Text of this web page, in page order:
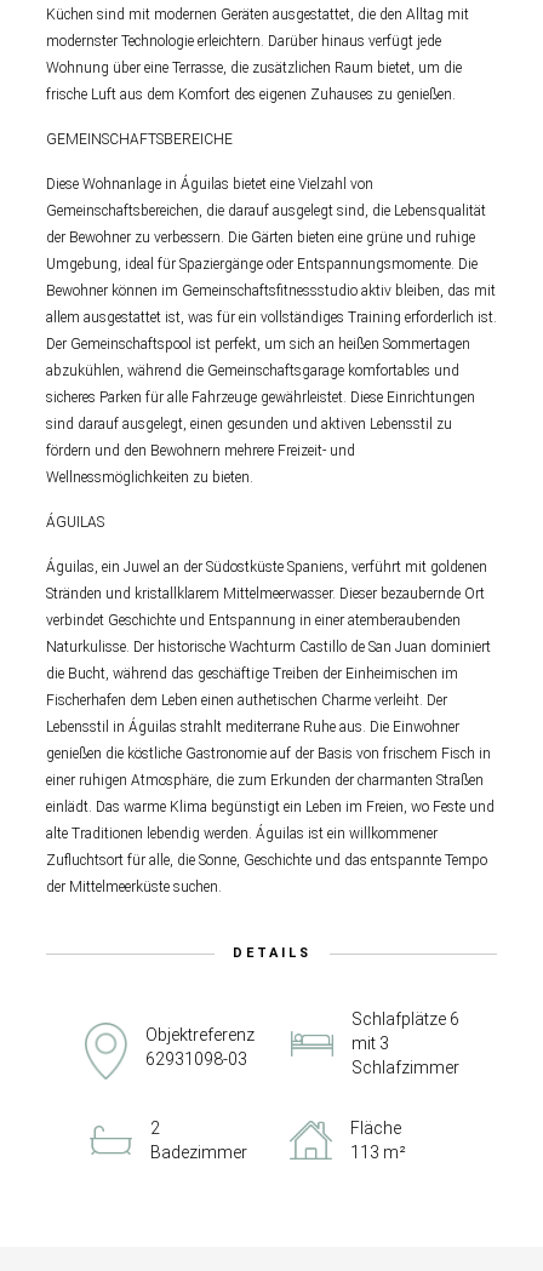
Küchen sind mit modernen Geräten ausgestattet, die den Alltag mit
modernster Technologie erleichtern. Darüber hinaus verfügt jede
Wohnung über eine Terrasse, die zusätzlichen Raum bietet, um die
frische Luft aus dem Komfort des eigenen Zuhauses zu genießen.
GEMEINSCHAFTSBEREICHE
Diese Wohnanlage in Águilas bietet eine Vielzahl von
Gemeinschaftsbereichen, die darauf ausgelegt sind, die Lebensqualität
der Bewohner zu verbessern. Die Gärten bieten eine grüne und ruhige
Umgebung, ideal für Spaziergänge oder Entspannungsmomente. Die
Bewohner können im Gemeinschaftsfitnessstudio aktiv bleiben, das mit
allem ausgestattet ist, was für ein vollständiges Training erforderlich ist.
Der Gemeinschaftspool ist perfekt, um sich an heißen Sommertagen
abzukühlen, während die Gemeinschaftsgarage komfortables und
sicheres Parken für alle Fahrzeuge gewährleistet. Diese Einrichtungen
sind darauf ausgelegt, einen gesunden und aktiven Lebensstil zu
fördern und den Bewohnern mehrere Freizeit- und
Wellnessmöglichkeiten zu bieten.
ÁGUILAS
Águilas, ein Juwel an der Südostküste Spaniens, verführt mit goldenen
Stränden und kristallklarem Mittelmeerwasser. Dieser bezaubernde Ort
verbindet Geschichte und Entspannung in einer atemberaubenden
Naturkulisse. Der historische Wachturm Castillo de San Juan dominiert
die Bucht, während das geschäftige Treiben der Einheimischen im
Fischerhafen dem Leben einen authetischen Charme verleiht. Der
Lebensstil in Águilas strahlt mediterrane Ruhe aus. Die Einwohner
genießen die köstliche Gastronomie auf der Basis von frischem Fisch in
einer ruhigen Atmosphäre, die zum Erkunden der charmanten Straßen
einlädt. Das warme Klima begünstigt ein Leben im Freien, wo Feste und
alte Traditionen lebendig werden. Águilas ist ein willkommener
Zufluchtsort für alle, die Sonne, Geschichte und das entspannte Tempo
der Mittelmeerküste suchen.
DETAILS
Objektreferenz
62931098-03
Schlafplätze 6
mit 3
Schlafzimmer
2
Badezimmer
Fläche
113 m²